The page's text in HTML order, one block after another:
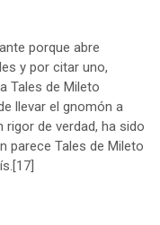
porque abre
y por citar uno,
Tales de Mileto
llevar el gnomón a
de verdad, ha sido
parece Tales de Mileto
[17]